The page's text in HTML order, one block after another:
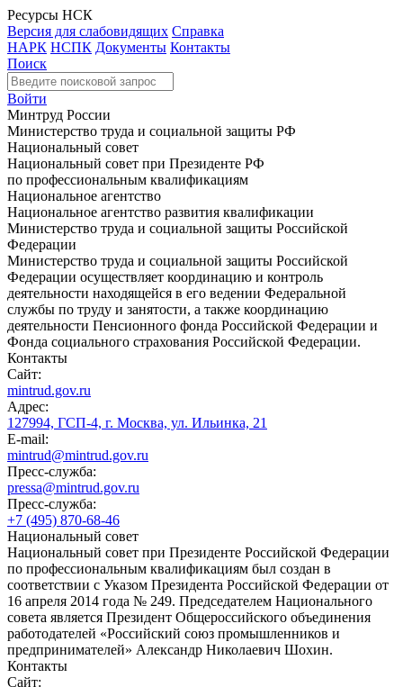
Ресурсы НСК
Версия для слабовидящих Справка
НАРК НСПК Документы Контакты
Поиск
Войти
Минтруд России
Министерство труда и социальной защиты РФ
Национальный совет
Национальный совет при Президенте РФ
по профессиональным квалификациям
Национальное агентство
Национальное агентство развития квалификации
Министерство труда и социальной защиты Российской
Федерации
Министерство труда и социальной защиты Российской
Федерации осуществляет координацию и контроль
деятельности находящейся в его ведении Федеральной
службы по труду и занятости, а также координацию
деятельности Пенсионного фонда Российской Федерации и
Фонда социального страхования Российской Федерации.
Контакты
Сайт:
mintrud.gov.ru
Адрес:
127994, ГСП-4, г. Москва, ул. Ильинка, 21
E-mail:
mintrud@mintrud.gov.ru
Пресс-служба:
pressa@mintrud.gov.ru
Пресс-служба:
+7 (495) 870-68-46
Национальный совет
Национальный совет при Президенте Российской Федерации
по профессиональным квалификациям был создан в
соответствии с Указом Президента Российской Федерации от
16 апреля 2014 года № 249. Председателем Национального
совета является Президент Общероссийского объединения
работодателей «Российский союз промышленников и
предпринимателей» Александр Николаевич Шохин.
Контакты
Сайт: